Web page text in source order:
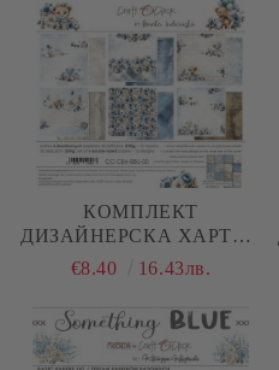
КОМПЛЕКТ
ДИЗАЙНЕРСКА ХАРТИЯ
- BABY BOY UNIVERSE -
€8.40 16.43лв.